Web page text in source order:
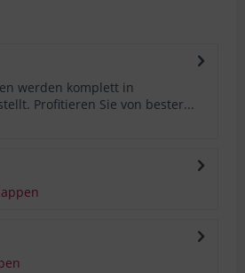
werden komplett in
Profitieren Sie von bester...